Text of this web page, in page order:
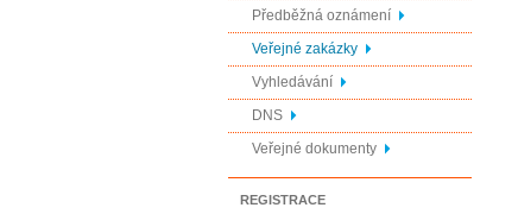
Předběžná oznámení
Veřejné zakázky
Vyhledávání
DNS
Veřejné dokumenty
REGISTRACE